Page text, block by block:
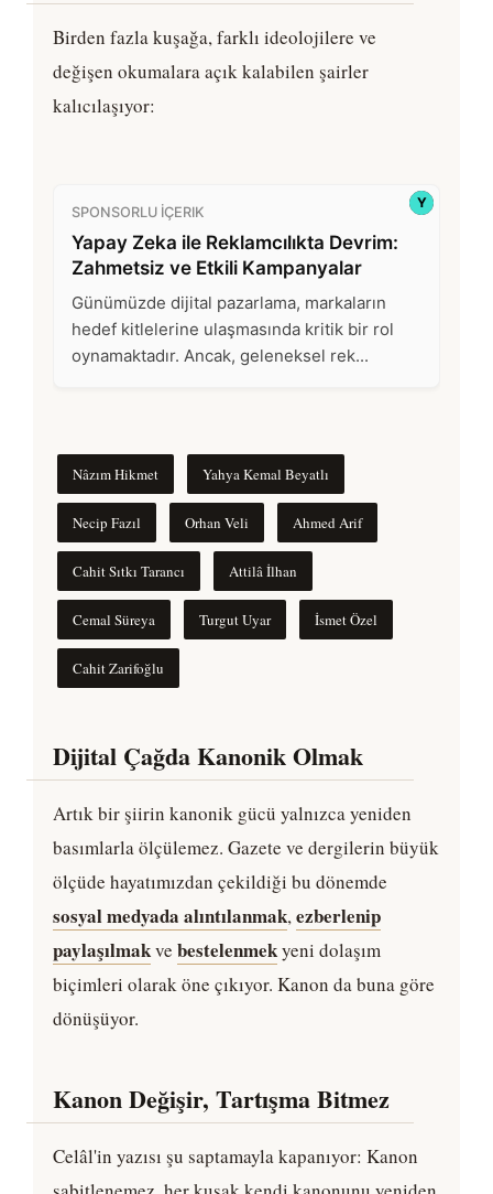
Birden fazla kuşağa, farklı ideolojilere ve
değişen okumalara açık kalabilen şairler
kalıcılaşıyor:
Nâzım Hikmet Yahya Kemal Beyatlı
Necip Fazıl Orhan Veli Ahmed Arif
Cahit Sıtkı Tarancı Attilâ İlhan
Cemal Süreya Turgut Uyar İsmet Özel
Cahit Zarifoğlu
Dijital Çağda Kanonik Olmak
Artık bir şiirin kanonik gücü yalnızca yeniden
basımlarla ölçülemez. Gazete ve dergilerin büyük
ölçüde hayatımızdan çekildiği bu dönemde
sosyal medyada alıntılanmak,ezberlenip
paylaşılmakve bestelenmekyeni dolaşım
biçimleri olarak öne çıkıyor. Kanon da buna göre
dönüşüyor.
Kanon Değişir, Tartışma Bitmez
Celâl'in yazısı şu saptamayla kapanıyor: Kanon